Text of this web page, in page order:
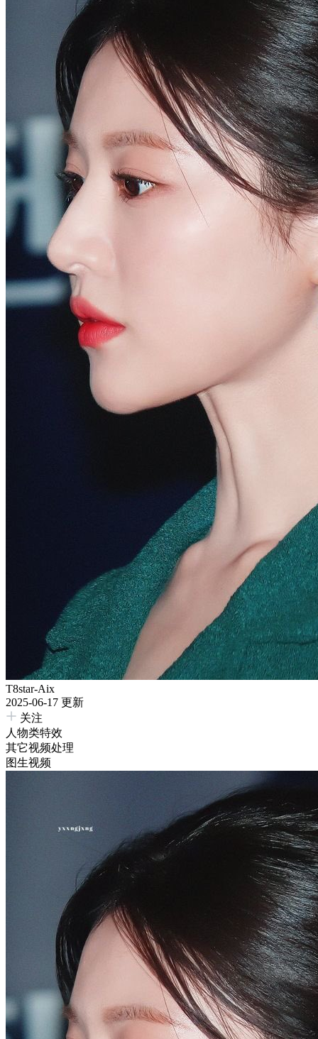
T8star-Aix
2025-06-17 更新
关注
人物类特效
其它视频处理
图生视频